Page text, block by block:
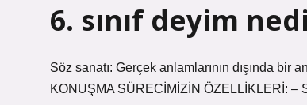
6. sınıf deyim
Söz sanatı: Gerçek anlamlarının dışında bir
KONUŞMA SÜRECİMİZİN ÖZELLİKLERİ: –